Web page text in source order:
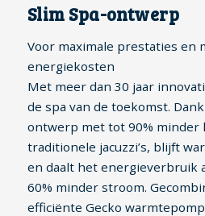
Slim Spa-ontwerp
Voor maximale prestaties en
energiekosten
Met meer dan 30 jaar
de spa van de toekomst.
ontwerp met tot 90% minder
traditionele jacuzzi’s, blijft
en daalt het energieverbruik
60% minder stroom.
efficiënte Gecko